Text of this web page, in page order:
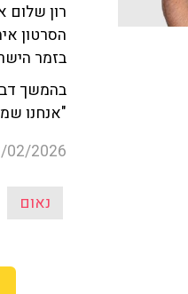
רון שלום
הסרטון
בזמר
בהמשך
"אנחנו
02/2026
נאום